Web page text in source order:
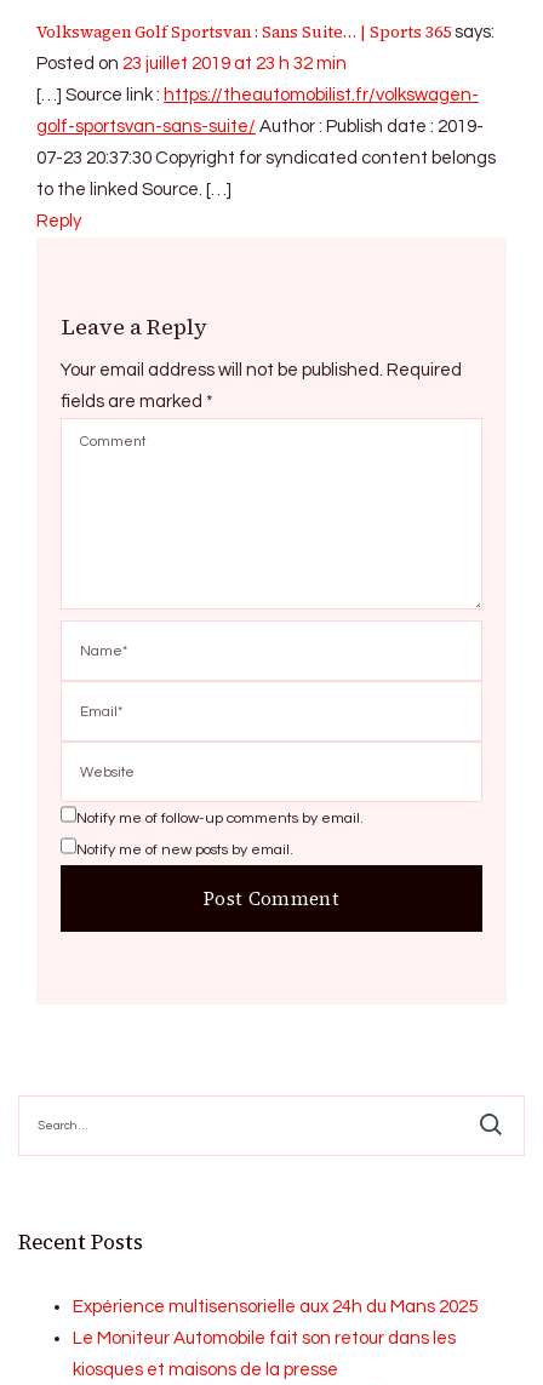
Volkswagen Golf Sportsvan : Sans Suite… | Sports 365 says:
Posted on 23 juillet 2019 at 23 h 32 min
[…] Source link : https://theautomobilist.fr/volkswagen-
golf-sportsvan-sans-suite/ Author : Publish date : 2019-
07-23 20:37:30 Copyright for syndicated content belongs
to the linked Source. […]
Reply
Leave a Reply
Your email address will not be published. Required
fields are marked *
Notify me of follow-up comments by email.
Notify me of new posts by email.
for:
Recent Posts
Expérience multisensorielle aux 24h du Mans 2025
Le Moniteur Automobile fait son retour dans les
kiosques et maisons de la presse